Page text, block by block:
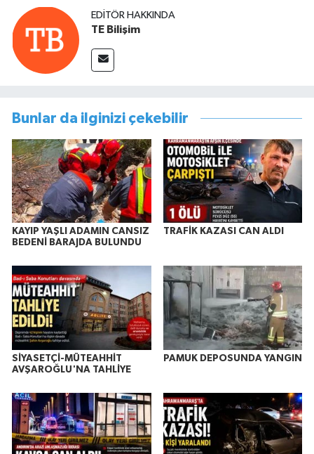
EDITÖR HAKKINDA
TE Bilişim
Bunlar da ilginizi çekebilir
KAYIP YAŞLI ADAMIN CANSIZ
BEDENİ BARAJDA BULUNDU
TRAFİK KAZASI CAN ALDI
SİYASETÇİ-MÜTEAHHİT
AVŞAROĞLU'NA TAHLİYE
PAMUK DEPOSUNDA YANGIN